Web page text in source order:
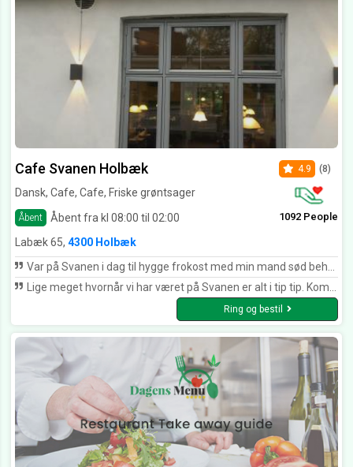
Cafe Svanen Holbæk
Dansk, Cafe, Cafe, Friske grøntsager
Åbent Åbent fra kl 08:00 til 02:00
4.9 (8)
1092 People
Labæk 65, 4300 Holbæk
Var på Svanen i dag til hygge frokost med min mand sød behagelig betjening og dejlig frokost Tak for i dag
Lige meget hvornår vi har været på Svanen er alt i tip tip. Kommer meget gerne igen.
Ring og bestil